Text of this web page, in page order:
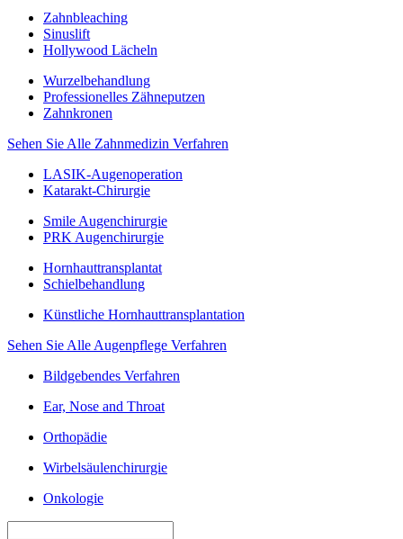
Zahnbleaching
Sinuslift
Hollywood Lächeln
Wurzelbehandlung
Professionelles Zähneputzen
Zahnkronen
Sehen Sie Alle Zahnmedizin Verfahren
LASIK-Augenoperation
Katarakt-Chirurgie
Smile Augenchirurgie
PRK Augenchirurgie
Hornhauttransplantat
Schielbehandlung
Künstliche Hornhauttransplantation
Sehen Sie Alle Augenpflege Verfahren
Bildgebendes Verfahren
Ear, Nose and Throat
Orthopädie
Wirbelsäulenchirurgie
Onkologie